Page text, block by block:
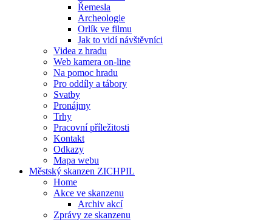
Řemesla
Archeologie
Orlík ve filmu
Jak to vidí návštěvníci
Videa z hradu
Web kamera on-line
Na pomoc hradu
Pro oddíly a tábory
Svatby
Pronájmy
Trhy
Pracovní příležitosti
Kontakt
Odkazy
Mapa webu
Městský skanzen ZICHPIL
Home
Akce ve skanzenu
Archiv akcí
Zprávy ze skanzenu